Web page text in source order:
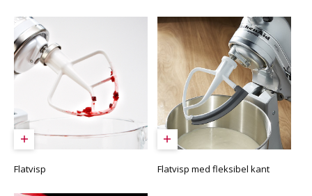
Flatvisp Flatvisp med fleksibel kant